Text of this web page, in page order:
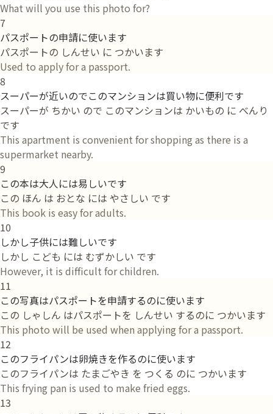
What will you use this photo for?
7
パスポートの申請に使います
パスポートの しんせい に つかいます
Used to apply for a passport.
8
スーパーが近いのでこのマンションは買い物に便利です
スーパーが ちかい ので このマンションは かいもの に べんり
です
This apartment is convenient for shopping as there is a
supermarket nearby.
9
この本は大人には易しいです
この ほん は おとな には やさしい です
This book is easy for adults.
10
しかし子供には難しいです
しかし こども には むずかしい です
However, it is difficult for children.
11
この写真はパスポートを申請するのに使います
この しゃしん はパスポートを しんせい するのに つかいます
This photo will be used when applying for a passport.
12
このフライパンは卵焼きを作るのに使います
このフライパンは たまごやき を つくる のに つかいます
This frying pan is used to make fried eggs.
13